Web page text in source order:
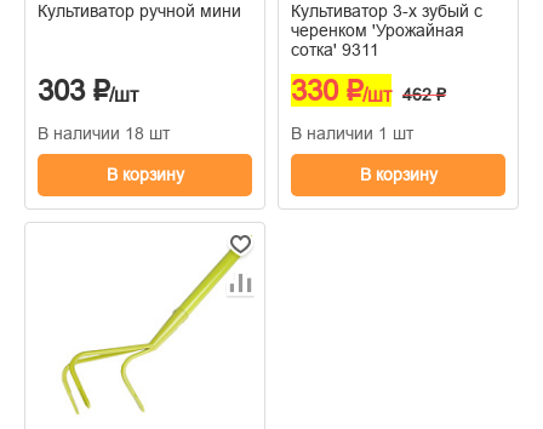
Культиватор ручной мини
303 ₽/шт
В наличии 18 шт
В корзину
Культиватор 3-х зубый с
черенком 'Урожайная
сотка' 9311
330 ₽/шт 462 ₽
В наличии 1 шт
В корзину